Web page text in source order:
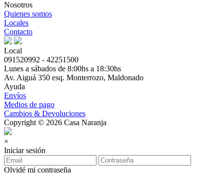
Nosotros
Quienes somos
Locales
Contacto
Local
091520992 - 42251500
Lunes a sábados de 8:00hs a 18:30hs
Av. Aiguá 350 esq. Monterrozo, Maldonado
Ayuda
Envíos
Medios de pago
Cambios & Devoluciones
Copyright © 2026 Casa Naranja
×
Iniciar sesión
Olvidé mi contraseña